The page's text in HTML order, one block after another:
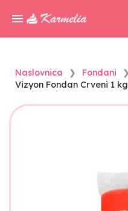
Naslovnica
Fondani
Vizyon Fondan Crveni 1 kg